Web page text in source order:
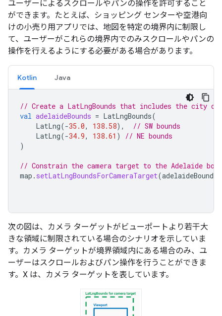
ユーザーによるスクロールやパンの操作を許可すること
ができます。たとえば、ショッピング センターや空港向
けの小売り用アプリでは、地図を特定の境界内に制限し
て、ユーザーがこれらの境界内でのみスクロールやパンの
操作を行えるようにする必要がある場合があります。
Kotlin Java
// Create a LatLngBounds that includes the city
val adelaideBounds = LatLngBounds(
LatLng(-35.0, 138.58),
// SW bounds
LatLng(-34.9, 138.61 )
// NE bounds
)
// Constrain the camera target to the Adelaide
map . setLatLngBoundsForCameraTarget(adelaideBounds
次の図は、カメラ ターゲットがビューポートより若干大
きな領域に制限されている場合のシナリオを示していま
す。カメラ ターゲットが境界領域内にある場合のみ、ユ
ーザーはスクロールおよびパン操作を行うことができま
す。X は、カメラ ターゲットを表しています。